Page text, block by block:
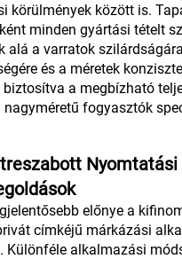
körülmények között is.
minden gyártási tételt
alá a varratok
és a méretek
a megbízható
nagyméretű fogyasztók
Nyomtatási
előnye a
címkéjű márkázási
Különféle alkalmazási